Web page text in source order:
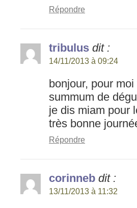
Répondre
tribulus dit :
14/11/2013 à 09:24
bonjour, pour
summum de
je dis miam pour
très bonne
Répondre
corinneb dit :
13/11/2013 à 11:32